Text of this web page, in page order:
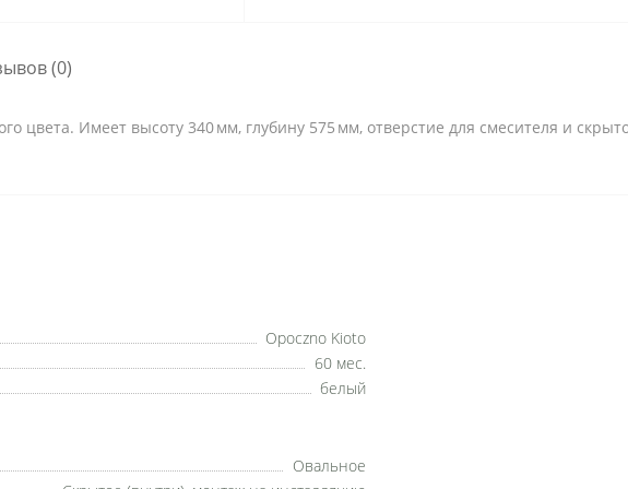
(0)
цвета. Имеет высоту 340 мм, глубину 575 мм, отверстие для смесителя и
Opoczno Kioto
60 мес.
белый
Овальное